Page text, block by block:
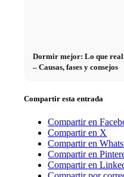
Dormir mejor: Lo que
– Causas, fases y consejos
Compartir esta entrada
Compartir en
Compartir en X
Compartir en
Compartir en
Compartir en